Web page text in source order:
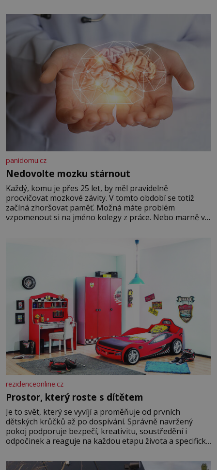
panidomu.cz
Nedovolte mozku stárnout
Každý, komu je přes 25 let, by měl pravidelně
procvičovat mozkové závity. V tomto období se totiž
začíná zhoršovat paměť. Možná máte problém
vzpomenout si na jméno kolegy z práce. Nebo marně v
rezidenceonline.cz
Prostor, který roste s dítětem
Je to svět, který se vyvíjí a proměňuje od prvních
dětských krůčků až po dospívání. Správně navržený
pokoj podporuje bezpečí, kreativitu, soustředění i
odpočinek a reaguje na každou etapu života a specifické
měkkost a bezpečí, proto by pokoj miminka měl působit